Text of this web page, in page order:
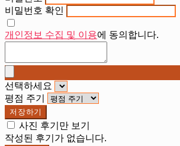
비밀번호 확인
개인정보 수집 및 이용에 동의합니다.
선택하세요
평점 주기
저장하기
사진 후기만 보기
작성된 후기가 없습니다.